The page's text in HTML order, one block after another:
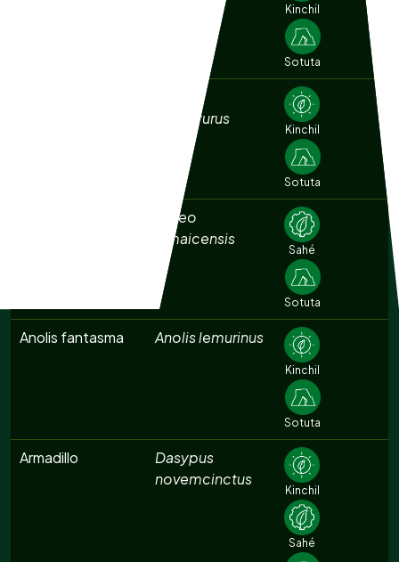
Kinchil
Sotuta
brachyurus
Kinchil
Sotuta
Buteo
jamaicensis
Sahé
Sotuta
Anolis fantasma Anolis lemurinus
Kinchil
Sotuta
Armadillo
Dasypus
novemcinctus
Kinchil
Sahé